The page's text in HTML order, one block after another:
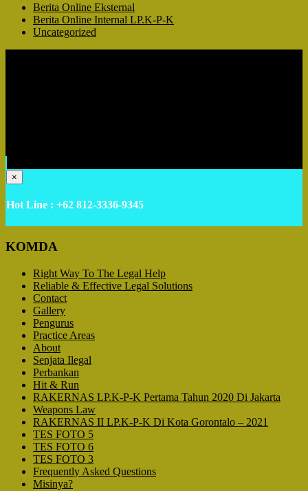
Berita Online Eksternal
Berita Online Internal LP.K-P-K
Uncategorized
×
Hot Line : +62 812-3336-9345
KOMDA
Right Way To The Legal Help
Reliable & Effective Legal Solutions
Contact
Gallery
Pengurus
Practice Areas
About
Senjata Ilegal
Perbankan
Hit & Run
RAKERNAS LP.K-P-K Pertama Tahun 2020 Di Jakarta
Weapons Law
RAKERNAS II LP.K-P-K Di Kota Gorontalo – 2021
TES FOTO 5
TES FOTO 6
TES FOTO 3
Frequently Asked Questions
Misinya?